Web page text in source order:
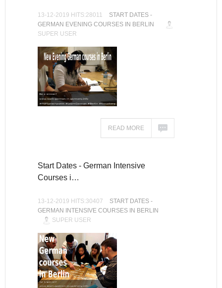
13-12-2019 HITS:28011
START DATES -
GERMAN EVENING COURSES IN BERLIN
SUPER USER
READ MORE
Start Dates - German Intensive
Courses i…
13-12-2019 HITS:30407
START DATES -
GERMAN INTENSIVE COURSES IN BERLIN
SUPER USER